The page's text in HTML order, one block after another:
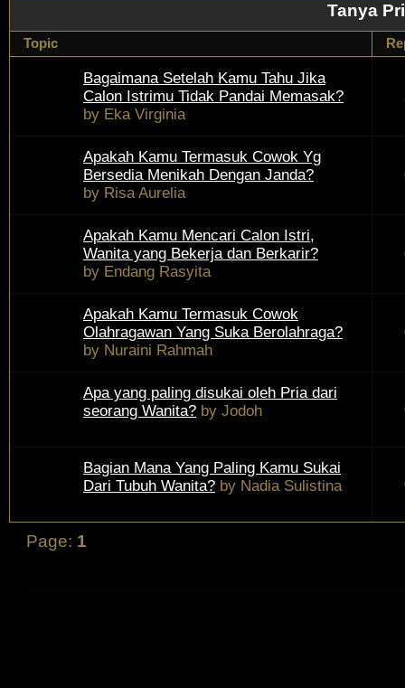
Tanya
Topic
Bagaimana Setelah Kamu Tahu Jika
Calon Istrimu Tidak Pandai Memasak?
by Eka Virginia
Apakah Kamu Termasuk Cowok Yg
Bersedia Menikah Dengan Janda?
by Risa Aurelia
Apakah Kamu Mencari Calon Istri,
Wanita yang Bekerja dan Berkarir?
by Endang Rasyita
Apakah Kamu Termasuk Cowok
Olahragawan Yang Suka Berolahraga?
by Nuraini Rahmah
Apa yang paling disukai oleh Pria dari
seorang Wanita? by Jodoh
Bagian Mana Yang Paling Kamu Sukai
Dari Tubuh Wanita? by Nadia Sulistina
Page: 1